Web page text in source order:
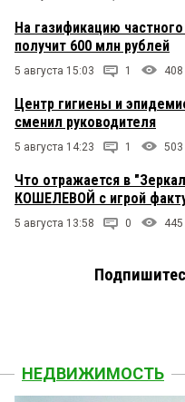
На газификацию
получит 600 млн рублей
5 августа 15:03 1 408
Центр гигиены и
сменил руководителя
5 августа 14:23 1 503
Что отражается в
КОШЕЛЕВОЙ с игрой
5 августа 13:58 0 445
НЕДВИЖИМОСТЬ